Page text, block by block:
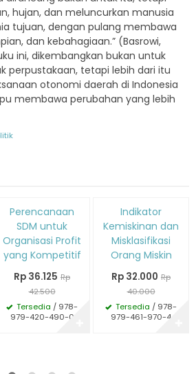
hujan, dan meluncurkan manusia
tujuan, dengan pulang membawa
dan kebahagiaan.” (Basrowi,
ini, dikembangkan bukan untuk
perpustakaan, tetapi lebih dari itu
otonomi daerah di Indonesia
membawa perubahan yang lebih
Diskon
15%
Perencanaan
SDM untuk
Organisasi Profit
yang Kompetitif
Rp 36.125 Rp
42.500
Tersedia / 978-
979-420-490-0
DiskonIndikator
Kemiskinan dan
Misklasifikasi
Orang Miskin
Rp 32.000 Rp
40.000
Tersedia / 978-
979-461-970-4